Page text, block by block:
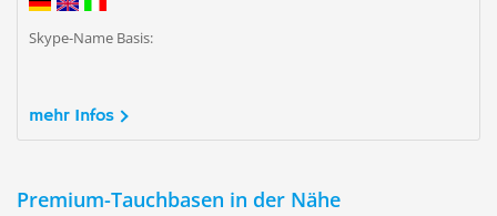
Skype-Name Basis:
mehr Infos
Premium-Tauchbasen in der Nähe